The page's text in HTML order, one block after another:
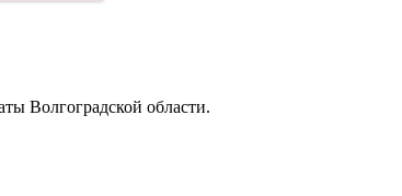
Волгоградской области.